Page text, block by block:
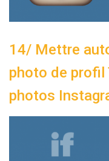
14/ Mettre
photo de
photos